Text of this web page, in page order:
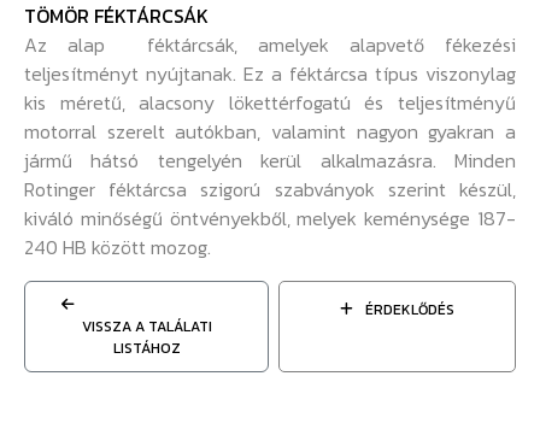
TÖMÖR FÉKTÁRCSÁK
Az alap féktárcsák, amelyek alapvető fékezési
teljesítményt nyújtanak. Ez a féktárcsa típus viszonylag
kis méretű, alacsony lökettérfogatú és teljesítményű
motorral szerelt autókban, valamint nagyon gyakran a
jármű hátsó tengelyén kerül alkalmazásra. Minden
Rotinger féktárcsa szigorú szabványok szerint készül,
kiváló minőségű öntvényekből, melyek keménysége 187-
240 HB között mozog.
VISSZA A TALÁLATI
LISTÁHOZ
ÉRDEKLŐDÉS